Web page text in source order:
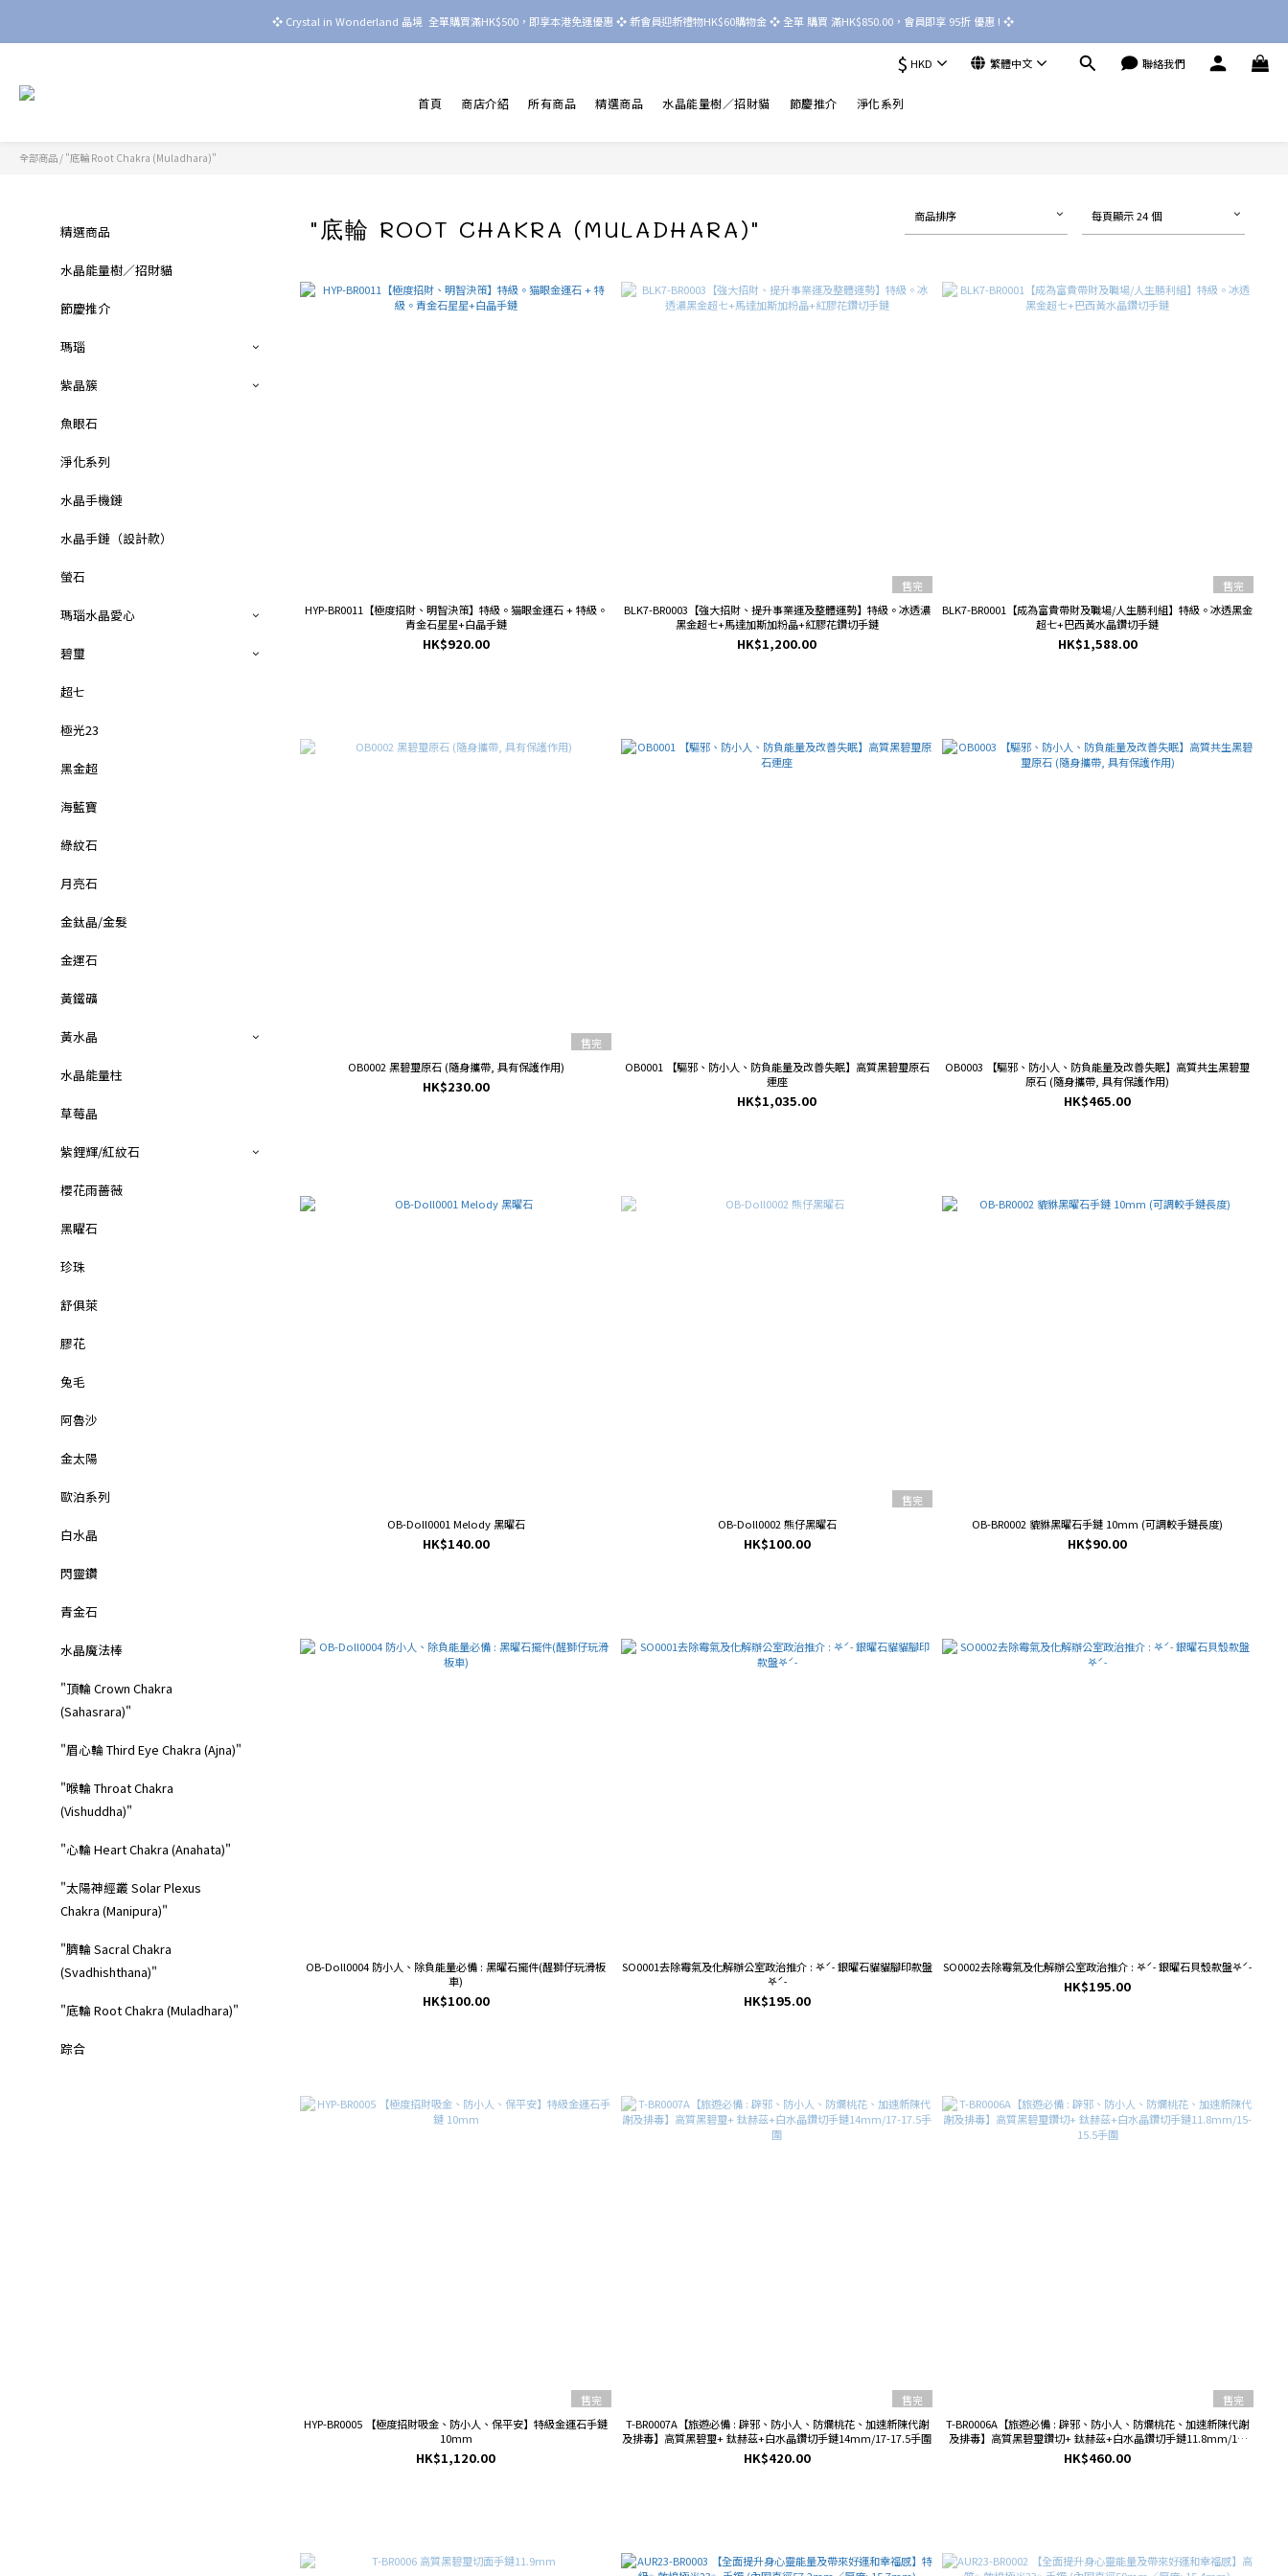
❖ Crystal in Wonderland 晶境  全單購買滿HK$500，即享本港免運優惠 ❖ 新會員迎新禮物HK$60購物金 ❖ 全單 購買 滿HK$850.00，會員即享 95折 優惠 ! ❖
$ HKD 繁體中文 聯絡我們
首頁 商店介紹 所有商品 精選商品 水晶能量樹／招財貓 節慶推介 淨化系列
全部商品 / "底輪 Root Chakra (Muladhara)"
精選商品
水晶能量樹／招財貓
節慶推介
瑪瑙
紫晶簇
魚眼石
淨化系列
水晶手機鏈
水晶手鏈（設計款）
螢石
瑪瑙水晶愛心
碧璽
超七
極光23
黑金超
海藍寶
綠紋石
月亮石
金鈦晶/金髮
金運石
黃鐵礦
黃水晶
水晶能量柱
草莓晶
紫鋰輝/紅紋石
櫻花雨薔薇
黑矅石
珍珠
舒俱萊
膠花
兔毛
阿魯沙
金太陽
歐泊系列
白水晶
閃靈鑽
青金石
水晶魔法棒
"頂輪 Crown Chakra
(Sahasrara)"
"眉心輪 Third Eye Chakra (Ajna)"
"喉輪 Throat Chakra
(Vishuddha)"
"心輪 Heart Chakra (Anahata)"
"太陽神經叢 Solar Plexus
Chakra (Manipura)"
"臍輪 Sacral Chakra
(Svadhishthana)"
"底輪 Root Chakra (Muladhara)"
踪合
"底輪 ROOT CHAKRA (MULADHARA)" 商品排序 每頁顯示 24 個
HYP-BR0011【極度招財、明智決策】特級。猫眼金運石 + 特級。
青金石星星+白晶手鏈
HK$920.00
售完
BLK7-BR0003【強大招財、提升事業運及整體運勢】特級。冰透濃
黑金超七+馬達加斯加粉晶+紅膠花鑽切手鏈
HK$1,200.00
售完
BLK7-BR0001【成為富貴帶財及職場/人生勝利組】特級。冰透黑金
超七+巴西黃水晶鑽切手鏈
HK$1,588.00
售完
OB0002 黑碧璽原石 (隨身攜帶, 具有保護作用)
HK$230.00
OB0001 【驅邪、防小人、防負能量及改善失眠】高質黑碧璽原石
連座
HK$1,035.00
OB0003 【驅邪、防小人、防負能量及改善失眠】高質共生黑碧璽
原石 (隨身攜帶, 具有保護作用)
HK$465.00
OB-Doll0001 Melody 黑曜石
HK$140.00
售完
OB-Doll0002 熊仔黑曜石
HK$100.00
OB-BR0002 貔貅黑曜石手鏈 10mm (可調較手鏈長度)
HK$90.00
OB-Doll0004 防小人、除負能量必備 : 黑曜石擺件(醒獅仔玩滑板
車)
HK$100.00
SO0001去除霉氣及化解辦公室政治推介 : 𖤐ˊ˗ 銀曜石貓貓腳印款盤
𖤐ˊ˗
HK$195.00
SO0002去除霉氣及化解辦公室政治推介 : 𖤐ˊ˗ 銀曜石貝殼款盤𖤐ˊ˗
HK$195.00
售完
HYP-BR0005 【極度招財吸金、防小人、保平安】特級金運石手鏈
10mm
HK$1,120.00
售完
T-BR0007A【旅遊必備 : 辟邪、防小人、防爛桃花、加速新陳代謝
及排毒】高質黑碧璽+ 鈦赫茲+白水晶鑽切手鏈14mm/17-17.5手圍
HK$420.00
售完
T-BR0006A【旅遊必備 : 辟邪、防小人、防爛桃花、加速新陳代謝
及排毒】高質黑碧璽鑽切+ 鈦赫茲+白水晶鑽切手鏈11.8mm/15-
15.5手圍
HK$460.00